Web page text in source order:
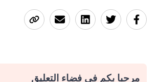
مرحبا بكم في فضاء التعليق